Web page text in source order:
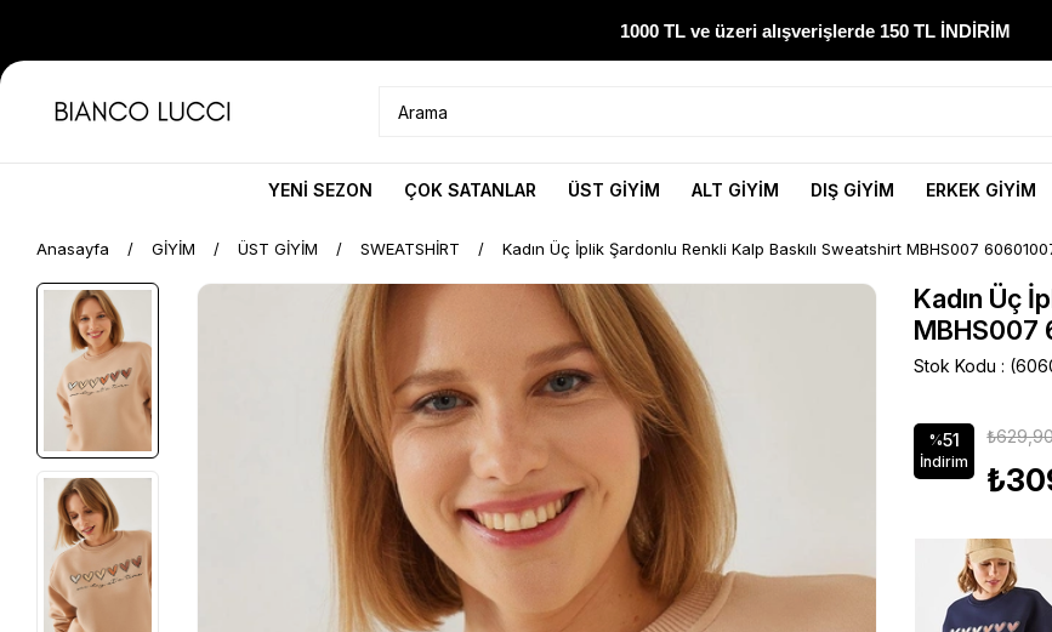
1000 TL ve üzeri alışverişlerde 150 TL İNDİRİM
1000 TL ve üzeri alışverişlerde 150 TL İNDİRİM
YENİ SEZON ÇOK SATANLAR ÜST GİYİM ALT GİYİM DIŞ GİYİM ERKEK GİYİM
Anasayfa GİYİM ÜST GİYİM SWEATSHİRT Kadın Üç İplik Şardonlu Renkli Kalp Baskılı Sweatshirt MBHS007
Kadın Üç
MBHS007
Stok Kodu
%51
İndirim